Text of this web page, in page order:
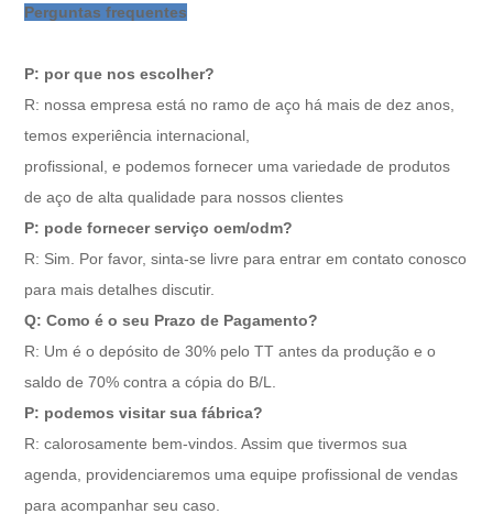
Perguntas frequentes
P: por que nos escolher?
R: nossa empresa está no ramo de aço há mais de dez anos,
temos experiência internacional,
profissional, e podemos fornecer uma variedade de produtos
de aço de alta qualidade para nossos clientes
P: pode fornecer serviço oem/odm?
R: Sim. Por favor, sinta-se livre para entrar em contato conosco
para mais detalhes discutir.
Q: Como é o seu Prazo de Pagamento?
R: Um é o depósito de 30% pelo TT antes da produção e o
saldo de 70% contra a cópia do B/L.
P: podemos visitar sua fábrica?
R: calorosamente bem-vindos. Assim que tivermos sua
agenda, providenciaremos uma equipe profissional de vendas
para acompanhar seu caso.